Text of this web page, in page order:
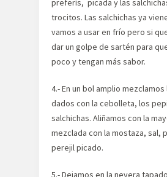
preferís, picada y las
trocitos. Las salchichas ya
vamos a usar en frío pero si
dar un golpe de sartén para
poco y tengan más sabor.
4.- En un bol amplio mezclamos
dados con la cebolleta, los
salchichas. Aliñamos con la
mezclada con la mostaza, sal,
perejil picado.
5.- Dejamos en la nevera